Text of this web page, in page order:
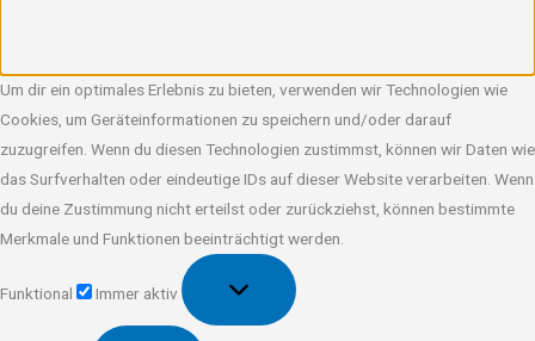
Um dir ein optimales Erlebnis zu bieten, verwenden wir Technologien wie
Cookies, um Geräteinformationen zu speichern und/oder darauf
zuzugreifen. Wenn du diesen Technologien zustimmst, können wir Daten wie
das Surfverhalten oder eindeutige IDs auf dieser Website verarbeiten. Wenn
du deine Zustimmung nicht erteilst oder zurückziehst, können bestimmte
Merkmale und Funktionen beeinträchtigt werden.
Funktional
Immer aktiv